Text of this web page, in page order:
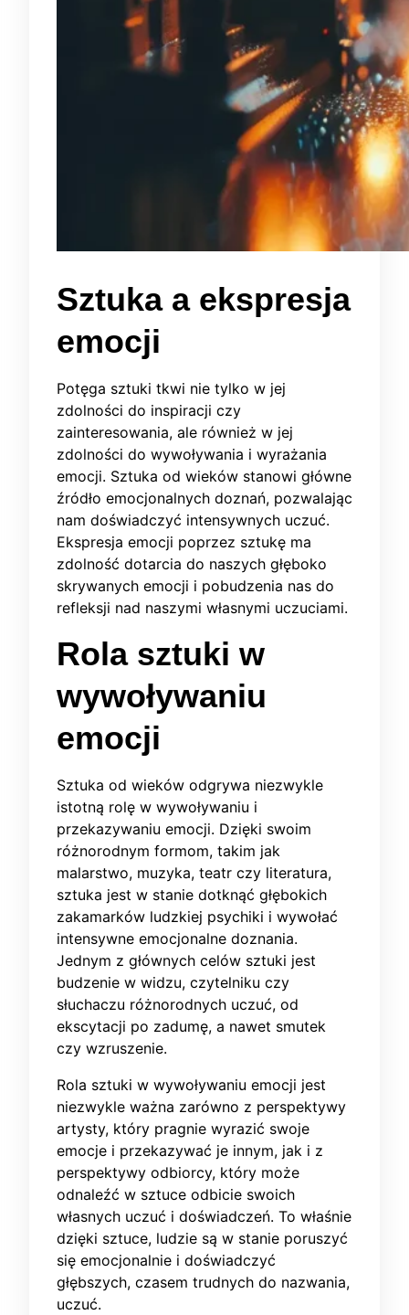
Sztuka a ekspresja
emocji
Potęga sztuki tkwi nie tylko w jej
zdolności do inspiracji czy
zainteresowania, ale również w jej
zdolności do wywoływania i wyrażania
emocji. Sztuka od wieków stanowi główne
źródło emocjonalnych doznań, pozwalając
nam doświadczyć intensywnych uczuć.
Ekspresja emocji poprzez sztukę ma
zdolność dotarcia do naszych głęboko
skrywanych emocji i pobudzenia nas do
refleksji nad naszymi własnymi uczuciami.
Rola sztuki w
wywoływaniu
emocji
Sztuka od wieków odgrywa niezwykle
istotną rolę w wywoływaniu i
przekazywaniu emocji. Dzięki swoim
różnorodnym formom, takim jak
malarstwo, muzyka, teatr czy literatura,
sztuka jest w stanie dotknąć głębokich
zakamarków ludzkiej psychiki i wywołać
intensywne emocjonalne doznania.
Jednym z głównych celów sztuki jest
budzenie w widzu, czytelniku czy
słuchaczu różnorodnych uczuć, od
ekscytacji po zadumę, a nawet smutek
czy wzruszenie.
Rola sztuki w wywoływaniu emocji jest
niezwykle ważna zarówno z perspektywy
artysty, który pragnie wyrazić swoje
emocje i przekazywać je innym, jak i z
perspektywy odbiorcy, który może
odnaleźć w sztuce odbicie swoich
własnych uczuć i doświadczeń. To właśnie
dzięki sztuce, ludzie są w stanie poruszyć
się emocjonalnie i doświadczyć
głębszych, czasem trudnych do nazwania,
uczuć.